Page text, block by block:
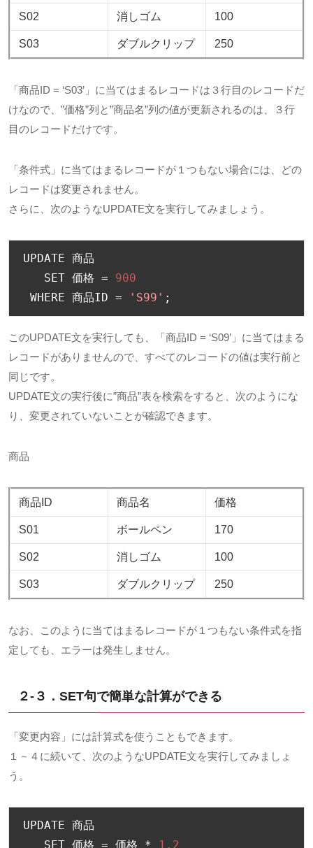
S02 消しゴム 100
S03 ダブルクリップ 250
「商品ID = ‘S03’」に当てはまるレコードは３行目のレコードだ
けなので、”価格”列と”商品名”列の値が更新されるのは、３行
目のレコードだけです。
「条件式」に当てはまるレコードが１つもない場合には、どの
レコードは変更されません。
さらに、次のようなUPDATE文を実行してみましょう。
UPDATE 商品
   SET
価格 =
900
WHERE 商品ID = 'S99' ;
このUPDATE文を実行しても、「商品ID = ‘S09’」に当てはまる
レコードがありませんので、すべてのレコードの値は実行前と
同じです。
UPDATE文の実行後に”商品”表を検索をすると、次のようにな
り、変更されていないことが確認できます。
商品
商品ID 商品名 価格
S01 ボールペン 170
S02 消しゴム 100
S03 ダブルクリップ 250
なお、このように当てはまるレコードが１つもない条件式を指
定しても、エラーは発生しません。
２-３．SET句で簡単な計算ができる
「変更内容」には計算式を使うこともできます。
１－４に続いて、次のようなUPDATE文を実行してみましょ
う。
UPDATE 商品
   SET
価格 = 価格 * 1.2